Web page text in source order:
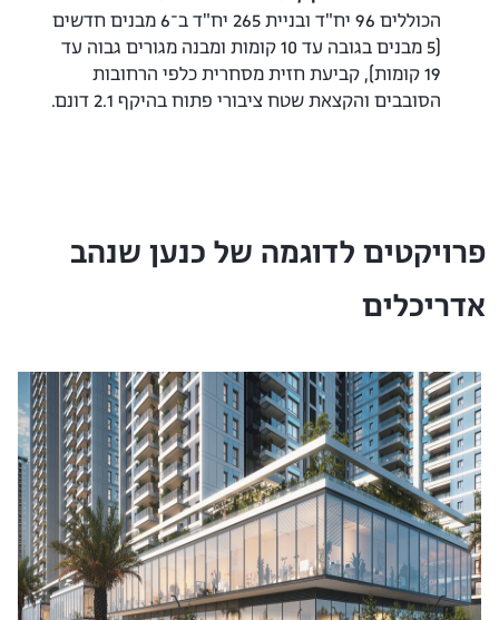
הכוללים 96 יח"ד ובניית 265 יח"ד ב־6 מבנים חדשים
(5 מבנים בגובה עד 10 קומות ומבנה מגורים גבוה עד
19 קומות), קביעת חזית מסחרית כלפי הרחובות
הסובבים והקצאת שטח ציבורי פתוח בהיקף 2.1 דונם.
פרויקטים לדוגמה של כנען שנהב
אדריכלים